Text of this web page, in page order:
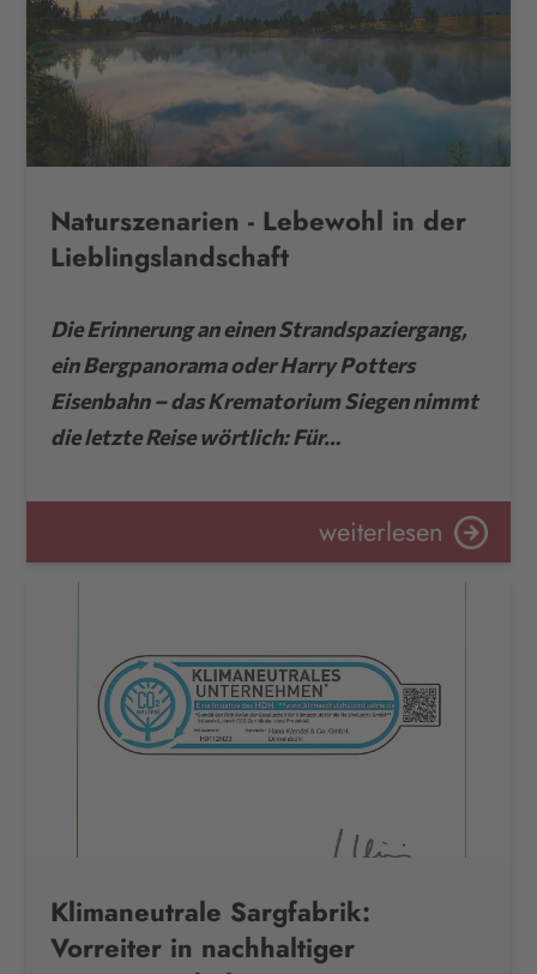
Naturszenarien - Lebewohl in der
Lieblingslandschaft
Die Erinnerung an einen Strandspaziergang,
ein Bergpanorama oder Harry Potters
Eisenbahn – das Krematorium Siegen nimmt
die letzte Reise wörtlich: Für…
weiterlesen
Klimaneutrale Sargfabrik:
Vorreiter in nachhaltiger